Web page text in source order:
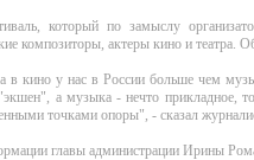
который по замыслу
композиторы, актеры кино и театра.
в кино у нас в России больше чем
а музыка - нечто прикладное,
точками опоры", - сказал
главы администрации Ирины